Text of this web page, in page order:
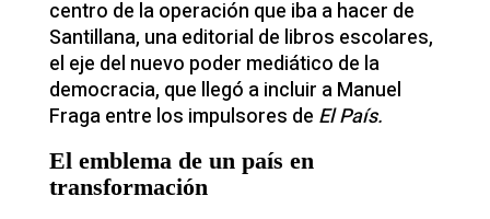
centro de la operación que iba a hacer de
Santillana, una editorial de libros escolares,
el eje del nuevo poder mediático de la
democracia, que llegó a incluir a Manuel
Fraga entre los impulsores de El País.
El emblema de un país en
transformación